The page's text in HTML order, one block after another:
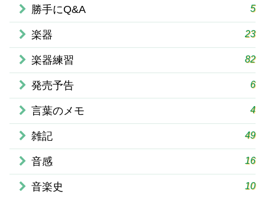
勝手にQ&A 5
楽器 23
楽器練習 82
発売予告 6
言葉のメモ 4
雑記 49
音感 16
音楽史 10